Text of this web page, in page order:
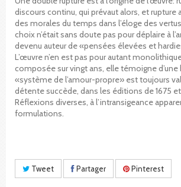
discours continu, qui prévaut alors, et rupture
des morales du temps dans l’éloge des
choix n’était sans doute pas pour déplaire à
devenu auteur de «pensées élevées et
L’œuvre n’en est pas pour autant
composée sur vingt ans, elle témoigne d’une
«système de l’amour-propre» est toujours
détente succède, dans les éditions de 1675
Réflexions diverses, à l’intransigeance
formulations.
Tweet Partager Pinterest